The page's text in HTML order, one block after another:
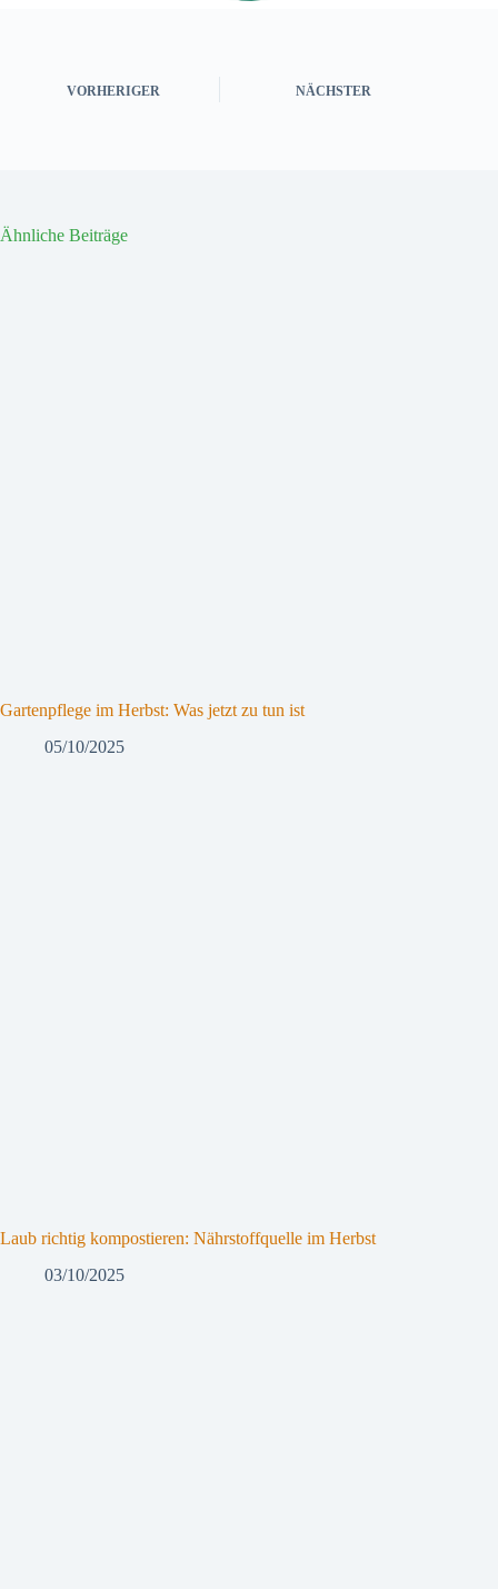
VORHERIGER NÄCHSTER
Ähnliche Beiträge
Gartenpflege im Herbst: Was jetzt zu tun ist
05/10/2025
Laub richtig kompostieren: Nährstoffquelle im Herbst
03/10/2025